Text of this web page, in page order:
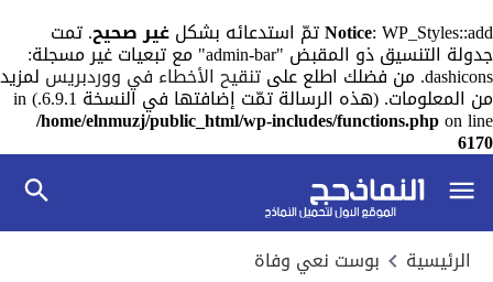
Notice: WP_Styles::add تمّ استدعائه بشكل غير صحيح. تمت
جدولة التنسيق ذو المقبض "admin-bar" مع تبعيات غير مسجلة:
dashicons. من فضلك اطلع على تنقيح الأخطاء في ووردبريس لمزيد
من المعلومات. (هذه الرسالة تمّت إضافتها في النسخة 6.9.1.) in
/home/elnmuzj/public_html/wp-includes/functions.phpon line
6170
الرئيسية بوست نعي وفاة